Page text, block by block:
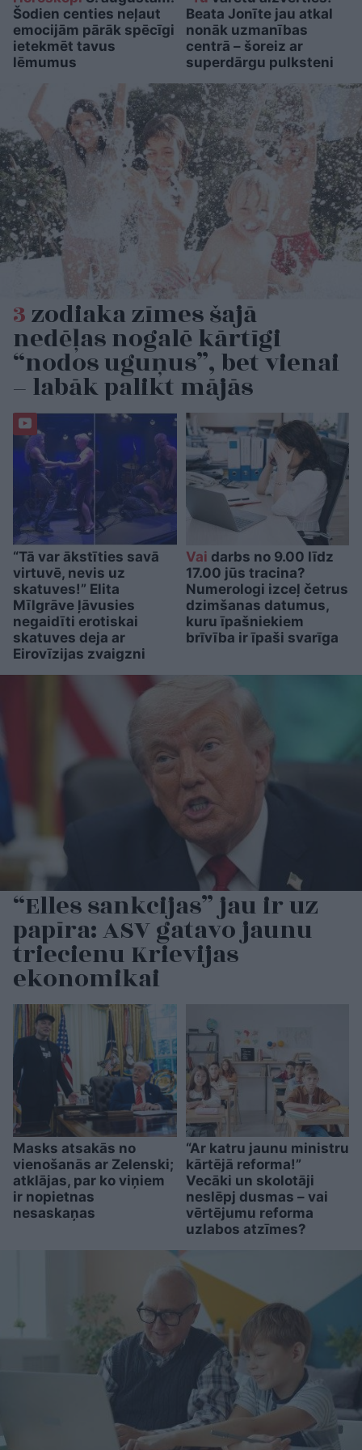
Šodien centies neļaut
emocijām pārāk spēcīgi
ietekmēt tavus
lēmumus
Beata Jonīte jau atkal
nonāk uzmanības
centrā – šoreiz ar
superdārgu pulksteni
3zodiaka zīmes šajā
nedēļas nogalē kārtīgi
“nodos uguņus”, bet vienai
– labāk palikt mājās
“Tā var ākstīties savā
virtuvē, nevis uz
skatuves!” Elita
Mīlgrāve ļāvusies
negaidīti erotiskai
skatuves deja ar
Eirovīzijas zvaigzni
Vai darbs no 9.00 līdz
17.00 jūs tracina?
Numerologi izceļ četrus
dzimšanas datumus,
kuru īpašniekiem
brīvība ir īpaši svarīga
“Elles sankcijas” jau ir uz
papīra: ASV gatavo jaunu
triecienu Krievijas
ekonomikai
Masks atsakās no
vienošanās ar Zelenski;
atklājas, par ko viņiem
ir nopietnas
nesaskaņas
“Ar katru jaunu ministru
kārtējā reforma!”
Vecāki un skolotāji
neslēpj dusmas – vai
vērtējumu reforma
uzlabos atzīmes?